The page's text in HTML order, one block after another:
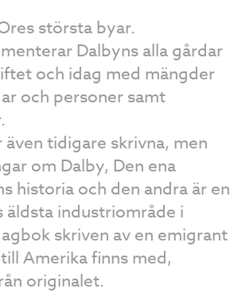
största byar.
Dalbyns alla gårdar
och idag med mängder
och personer samt
även tidigare skrivna, men
om Dalby, Den ena
historia och den andra är en
äldsta industriområde i
skriven av en emigrant
Amerika finns med,
originalet.